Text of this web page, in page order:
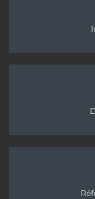
La marque Diam
une carotteuse
moteur puissant